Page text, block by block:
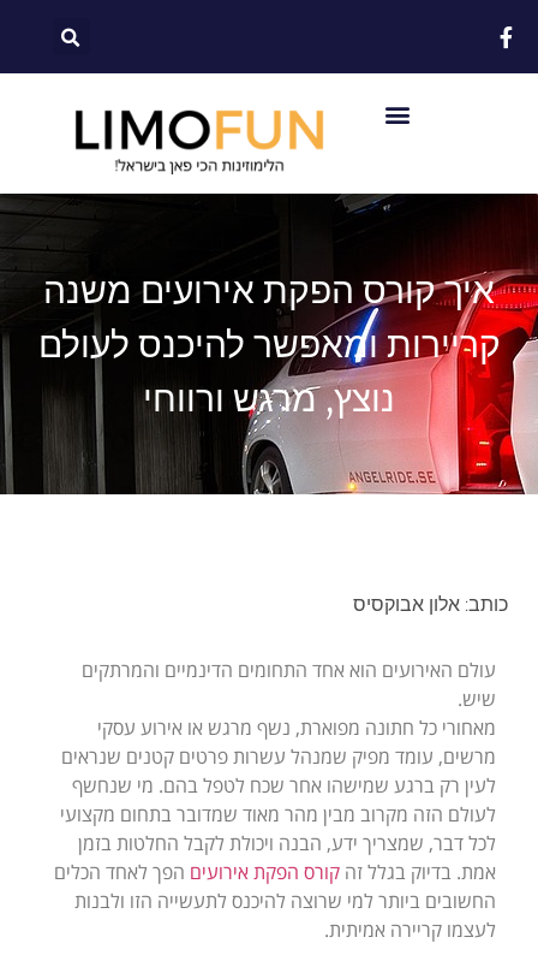
איך קורס הפקת אירועים משנה
קריירות ומאפשר להיכנס לעולם
נוצץ, מרגש ורווחי
כותב: אלון אבוקסיס
עולם האירועים הוא אחד התחומים הדינמיים והמרתקים
שיש.
מאחורי כל חתונה מפוארת, נשף מרגש או אירוע עסקי
מרשים, עומד מפיק שמנהל עשרות פרטים קטנים שנראים
לעין רק ברגע שמישהו אחר שכח לטפל בהם. מי שנחשף
לעולם הזה מקרוב מבין מהר מאוד שמדובר בתחום מקצועי
לכל דבר, שמצריך ידע, הבנה ויכולת לקבל החלטות בזמן
אמת. בדיוק בגלל זה קורס הפקת אירועים הפך לאחד הכלים
החשובים ביותר למי שרוצה להיכנס לתעשייה הזו ולבנות
לעצמו קריירה אמיתית.